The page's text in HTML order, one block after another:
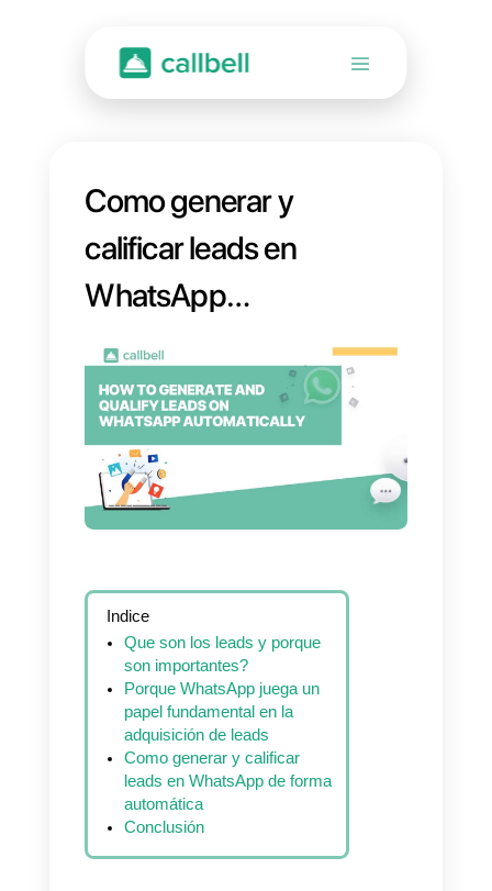
Como generar y
calificar leads en
WhatsApp
automáticamente
Indice
Que son los leads y porque
son importantes?